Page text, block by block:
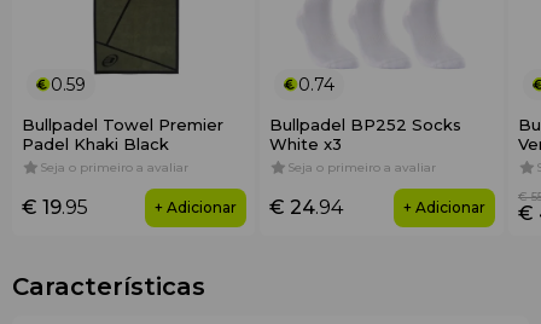
0.59
Bullpadel Towel Premier
Padel Khaki Black
Seja o primeiro a avaliar
€ 19.95 + Adicionar
0.74
Bullpadel BP252 Socks
White x3
Seja o primeiro a avaliar
€ 24.94 + Adicionar €
€
Características